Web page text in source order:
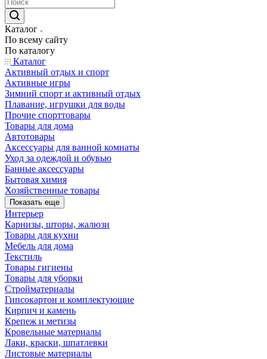
Каталог
По всему сайту
По каталогу
Каталог
Активный отдых и спорт
Активные игры
Зимний спорт и активный отдых
Плавание, игрушки для воды
Прочие спорттовары
Товары для дома
Автотовары
Аксессуары для ванной комнаты
Уход за одеждой и обувью
Банные аксессуары
Бытовая химия
Хозяйственные товары
Показать еще
Интерьер
Карнизы, шторы, жалюзи
Товары для кухни
Мебель для дома
Текстиль
Товары гигиены
Товары для уборки
Стройматериалы
Гипсокартон и комплектующие
Кирпич и камень
Крепеж и метизы
Кровельные материалы
Лаки, краски, шпатлевки
Листовые материалы